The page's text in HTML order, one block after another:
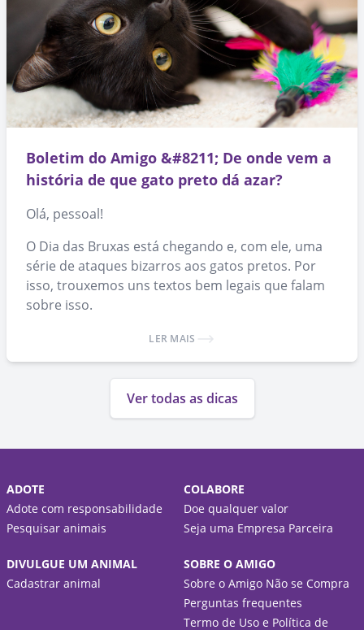
Boletim do Amigo &#8211; De onde vem a
história de que gato preto dá azar?
Olá, pessoal!
O Dia das Bruxas está chegando e, com ele, uma
série de ataques bizarros aos gatos pretos. Por
isso, trouxemos uns textos bem legais que falam
sobre isso.
LER MAIS
Ver todas as dicas
ADOTE
Adote com responsabilidade
Pesquisar animais
COLABORE
Doe qualquer valor
Seja uma Empresa Parceira
DIVULGUE UM ANIMAL
Cadastrar animal
SOBRE O AMIGO
Sobre o Amigo Não se Compra
Perguntas frequentes
Termo de Uso e Política de